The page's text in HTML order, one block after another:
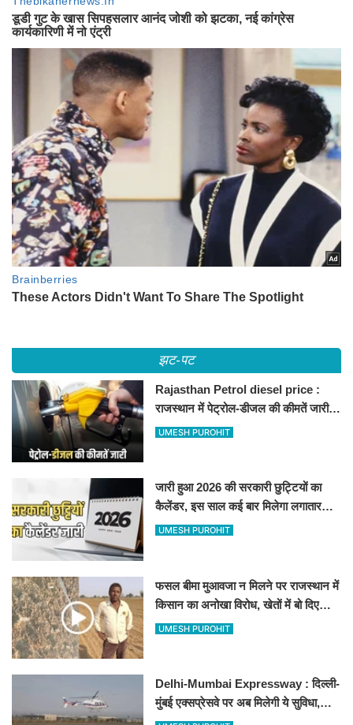
झट-पट
Rajasthan Petrol diesel price :
राजस्थान में पेट्रोल-डीजल की कीमतें जारी,
जानिए बीकानेर समेत पुरे प्रदेश में नए रेट
UMESH PUROHIT
जारी हुआ 2026 की सरकारी छुट्टियों का
कैलेंडर, इस साल कई बार मिलेगा लगातार
अवकाश, देखें
UMESH PUROHIT
फसल बीमा मुआवजा न मिलने पर राजस्थान में
किसान का अनोखा विरोध, खेतों में बो दिए
500-500 रुपए के नोट, वीडियो वायरल
UMESH PUROHIT
Delhi-Mumbai Expressway : दिल्ली-
मुंबई एक्सप्रेसवे पर अब मिलेगी ये सुविधा,
हेलीकॉप्टर सर्विस से तुरंत घायल पहुंचेगा